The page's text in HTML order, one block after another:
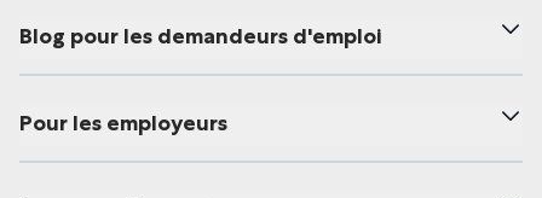
Blog pour les demandeurs d'emploi
Pour les employeurs